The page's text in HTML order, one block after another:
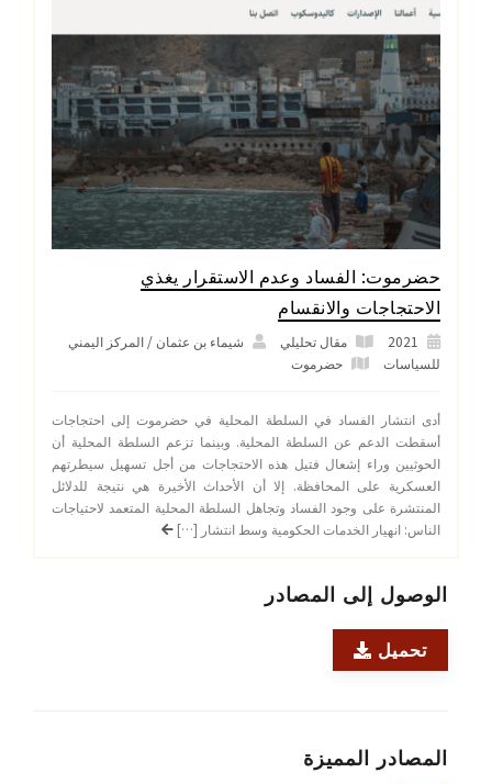
حضرموت: الفساد وعدم الاستقرار يغذي
الاحتجاجات والانقسام
مقال تحليلي
شيماء بن عثمان / المركز اليمني
للسياسات
حضرموت
أدى انتشار الفساد في السلطة المحلية في حضرموت إلى احتجاجات
أسقطت الدعم عن السلطة المحلية. وبينما تزعم السلطة المحلية أن
الحوثيين وراء إشعال فتيل هذه الاحتجاجات من أجل تسهيل سيطرتهم
العسكرية على المحافظة. إلا أن الأحداث الأخيرة هي نتيجة للدلائل
المنتشرة على وجود الفساد وتجاهل السلطة المحلية المتعمد لاحتياجات
الناس: انهيار الخدمات الحكومية وسط انتشار […]
الوصول إلى المصادر
تحميل
المصادر المميزة